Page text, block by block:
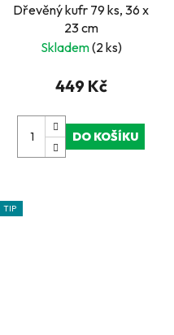
Dřevěný kufr 79 ks, 36 x
23 cm
Skladem(2 ks)
449 Kč
DO KOŠÍKU
TIP